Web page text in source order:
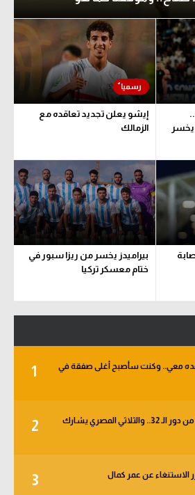
إيشو يعلن تجديد تعاقده مع
الزمالك
بيراميدز يخسر من ريزا سبور في
ختام معسكر تركيا
1
بوعده معي.. وكنت سأصبح أغلى صفقة في
2
خبر في الجول - الأهلي يبدأ من دور الـ 32.. والثلاثي المصري يشارك
3 الاستنغاء عن عمر كمال